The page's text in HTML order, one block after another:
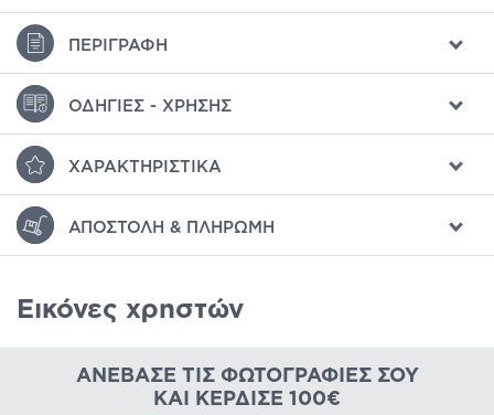
ΠΕΡΙΓΡΑΦΉ
ΟΔΗΓΊΕΣ - ΧΡΉΣΗΣ
ΧΑΡΑΚΤΗΡΙΣΤΙΚΆ
ΑΠΟΣΤΟΛΉ & ΠΛΗΡΩΜΉ
Εικόνες χρηστών
ΑΝΈΒΑΣΕ ΤΙΣ ΦΩΤΟΓΡΑΦΊΕΣ ΣΟΥ
ΚΑΙ ΚΈΡΔΙΣΕ 100€